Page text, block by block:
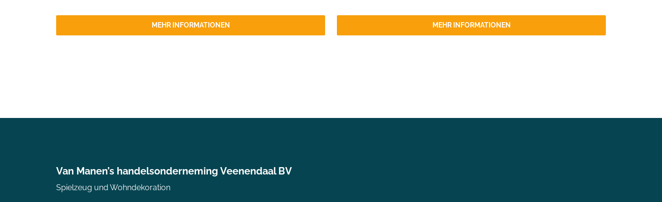
MEHR INFORMATIONEN MEHR INFORMATIONEN
Van Manen’s handelsonderneming Veenendaal BV
Spielzeug und Wohndekoration